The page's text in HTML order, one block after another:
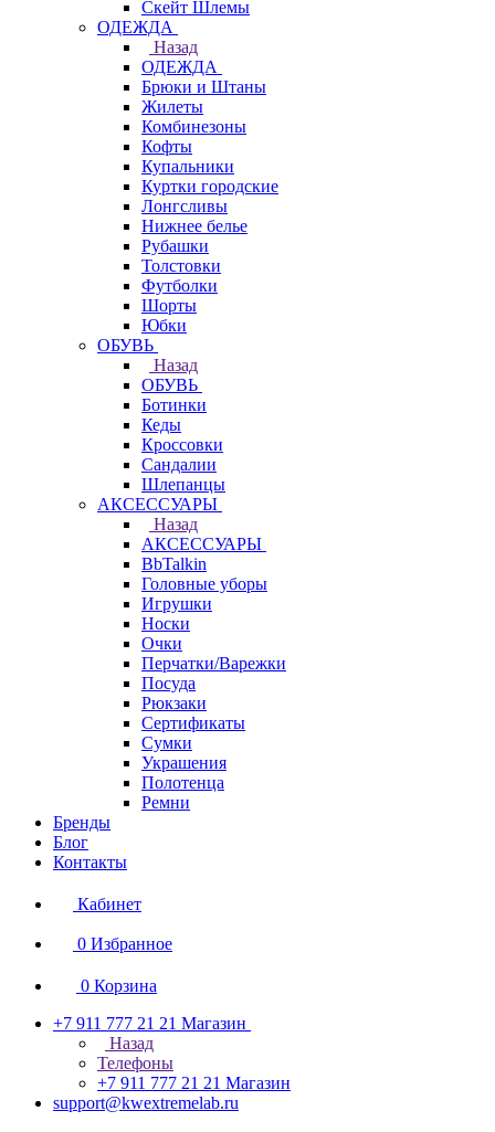
Скейт Шлемы
ОДЕЖДА
Назад
ОДЕЖДА
Брюки и Штаны
Жилеты
Комбинезоны
Кофты
Купальники
Куртки городские
Лонгсливы
Нижнее белье
Рубашки
Толстовки
Футболки
Шорты
Юбки
ОБУВЬ
Назад
ОБУВЬ
Ботинки
Кеды
Кроссовки
Сандалии
Шлепанцы
АКСЕССУАРЫ
Назад
АКСЕССУАРЫ
BbTalkin
Головные уборы
Игрушки
Носки
Очки
Перчатки/Варежки
Посуда
Рюкзаки
Сертификаты
Сумки
Украшения
Полотенца
Ремни
Бренды
Блог
Контакты
Кабинет
0 Избранное
0 Корзина
+7 911 777 21 21 Магазин
Назад
Телефоны
+7 911 777 21 21 Магазин
support@kwextremelab.ru